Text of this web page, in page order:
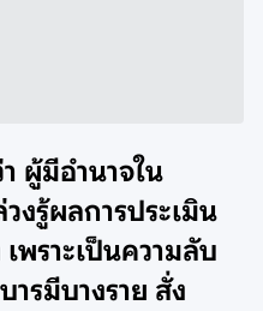
ผู้มีอำนาจใน
งรู้ผลการประเมิน
พราะเป็นความลับ
ารมีบางราย สั่ง